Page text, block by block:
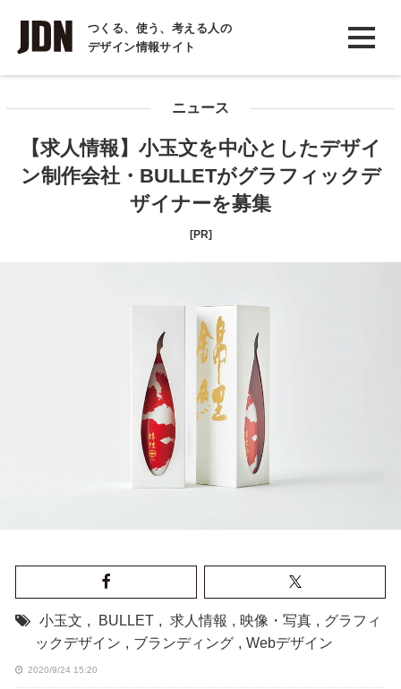
つくる、使う、考える人の
デザイン情報サイト
INTERVIEW
インタビュー
COLUMN
ニュース
【求人情報】小玉文を中心としたデザイ
ン制作会社・BULLETがグラフィックデ
ザイナーを募集
[PR]
小玉文 , BULLET , 求人情報 , 映像・写真 , グラフィ
ックデザイン , ブランディング , Webデザイン
2020/9/24 15:20